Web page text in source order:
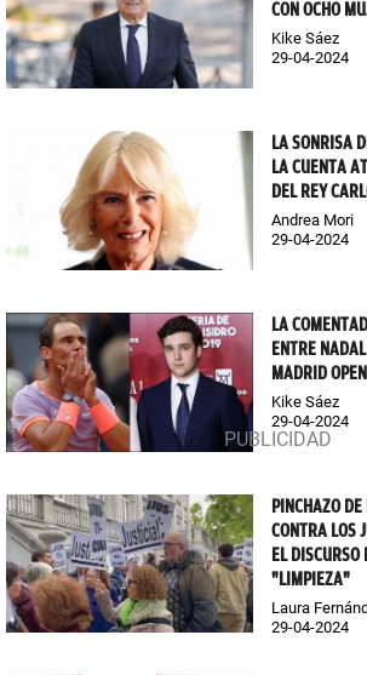
CON OCHO
Kike Sáez
29-04-2024
LA SONRISA
LA CUENTA
DEL REY
Andrea Mori
29-04-2024
LA
ENTRE
MADRID OPEN
Kike Sáez
29-04-2024
PINCHAZO
CONTRA LOS
EL
"LIMPIEZA"
Laura
29-04-2024